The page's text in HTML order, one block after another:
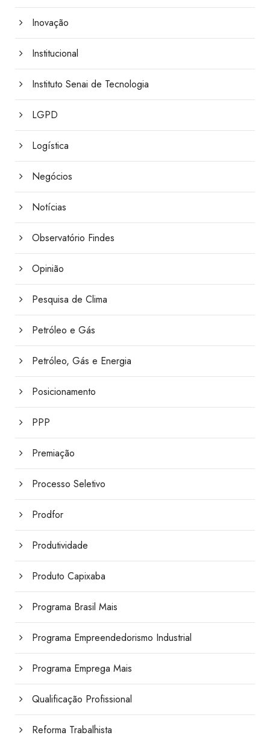
Inovação
Institucional
Instituto Senai de Tecnologia
LGPD
Logística
Negócios
Notícias
Observatório Findes
Opinião
Pesquisa de Clima
Petróleo e Gás
Petróleo, Gás e Energia
Posicionamento
PPP
Premiação
Processo Seletivo
Prodfor
Produtividade
Produto Capixaba
Programa Brasil Mais
Programa Empreendedorismo Industrial
Programa Emprega Mais
Qualificação Profissional
Reforma Trabalhista